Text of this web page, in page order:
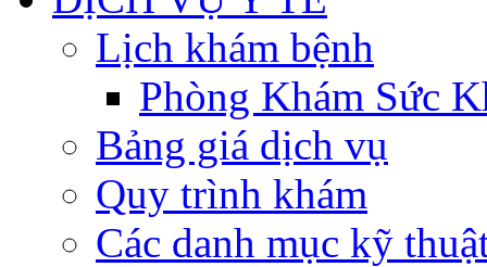
Lịch khám bệnh
Phòng Khám Sức
Bảng giá dịch vụ
Quy trình khám
Các danh mục kỹ